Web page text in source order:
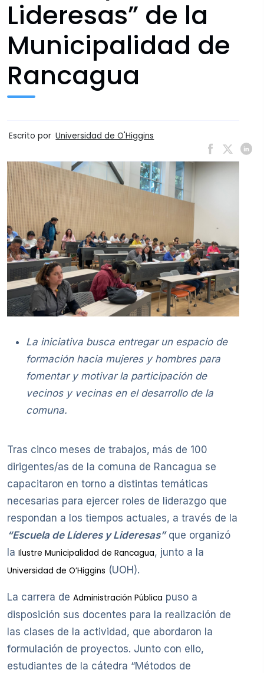
Lideresas” de la
Municipalidad de
Rancagua
Escrito por Universidad de O'Higgins
La iniciativa busca entregar un espacio de
formación hacia mujeres y hombres para
fomentar y motivar la participación de
vecinos y vecinas en el desarrollo de la
comuna.
Tras cinco meses de trabajos, más de 100
dirigentes/as de la comuna de Rancagua se
capacitaron en torno a distintas temáticas
necesarias para ejercer roles de liderazgo que
respondan a los tiempos actuales, a través de la
“Escuela de Líderes y Lideresas”que organizó
la Ilustre Municipalidad de Rancagua, junto a la
Universidad de O’Higgins (UOH).
La carrera de Administración Pública puso a
disposición sus docentes para la realización de
las clases de la actividad, que abordaron la
formulación de proyectos. Junto con ello,
estudiantes de la cátedra “Métodos de